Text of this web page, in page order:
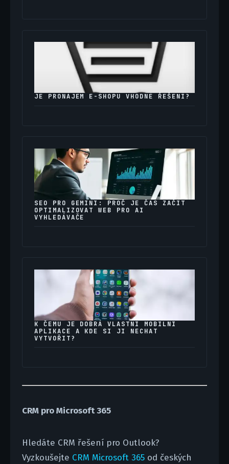
JE PRONÁJEM E-SHOPU VHODNÉ ŘEŠENÍ?
SEO PRO GEMINI: PROČ JE ČAS ZAČÍT
OPTIMALIZOVAT WEB PRO AI
VYHLEDÁVAČE
K ČEMU JE DOBRÁ VLASTNÍ MOBILNÍ
APLIKACE A KDE SI JI NECHAT
VYTVOŘIT?
CRM pro Microsoft 365
Hledáte CRM řešení pro Outlook?
Vyzkoušejte CRM Microsoft 365od českých